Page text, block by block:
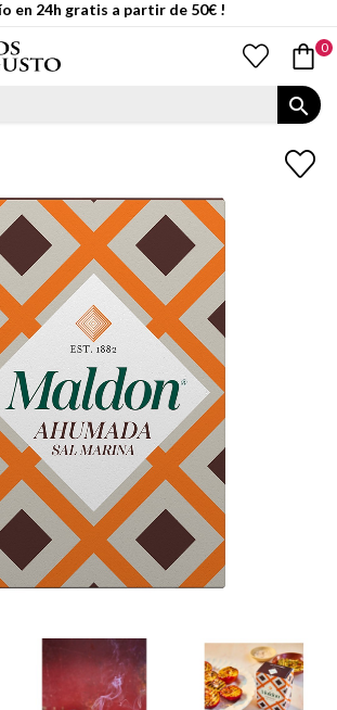
en 24h gratis a partir de 50€ !
0
search